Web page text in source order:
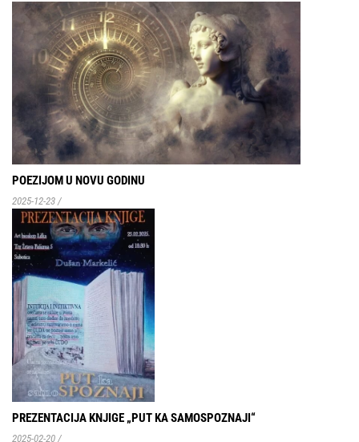
POEZIJOM U NOVU GODINU
2025-12-23 /
PREZENTACIJA KNJIGE „PUT KA SAMOSPOZNAJI“
2025-02-20 /